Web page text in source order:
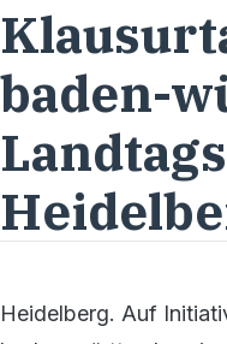
baden-
Heidelberg. Auf